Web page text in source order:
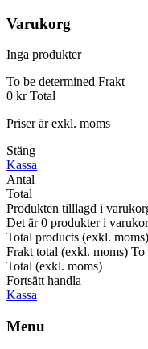
Varukorg
Inga produkter
To be determined Frakt
0 kr Total
Priser är exkl. moms
Stäng
Kassa
Antal
Total
Produkten tilllagd i
Det är0 produkter i
Total products (exkl. moms)
Frakt total (exkl. moms) To
Total (exkl. moms)
Fortsätt handla
Kassa
Menu